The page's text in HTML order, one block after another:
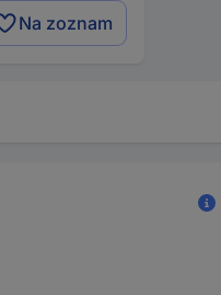
Na zoznam